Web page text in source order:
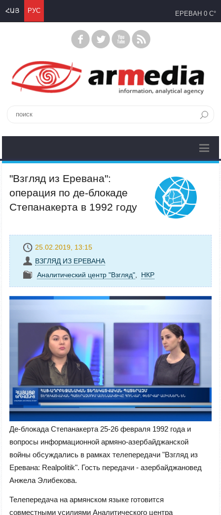
ՀԱՅ РУС ЕРЕВАН 0 C°
"Взгляд из Еревана":
операция по де-блокаде
Степанакерта в 1992 году
25.02.2019, 13:15
ВЗГЛЯД ИЗ ЕРЕВАНА
Аналитический центр "Взгляд"
НКР
Де-блокада Степанакерта 25-26 февраля 1992 года и
вопросы информационной армяно-азербайджанской
войны обсуждались в рамках телепередачи "Взгляд из
Еревана: Realpolitik". Гость передачи - азербайджановед
Анжела Элибекова.
Телепередача на армянском языке готовится
совместными усилиями Аналитического центра